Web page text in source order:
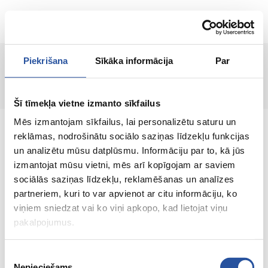
Piekrišana Sīkāka informācija Par
Šī tīmekļa vietne izmanto sīkfailus
Mēs izmantojam sīkfailus, lai personalizētu saturu un
reklāmas, nodrošinātu sociālo saziņas līdzekļu funkcijas
un analizētu mūsu datplūsmu. Informāciju par to, kā jūs
izmantojat mūsu vietni, mēs arī kopīgojam ar saviem
sociālās saziņas līdzekļu, reklamēšanas un analīzes
partneriem, kuri to var apvienot ar citu informāciju, ko
viņiem sniedzat vai ko viņi apkopo, kad lietojat viņu
pakalpojumus.
EN
Page not found!
An online store with great prices and quality
products, where customer satisfaction is our
main value.
Everything for your home and
garden!